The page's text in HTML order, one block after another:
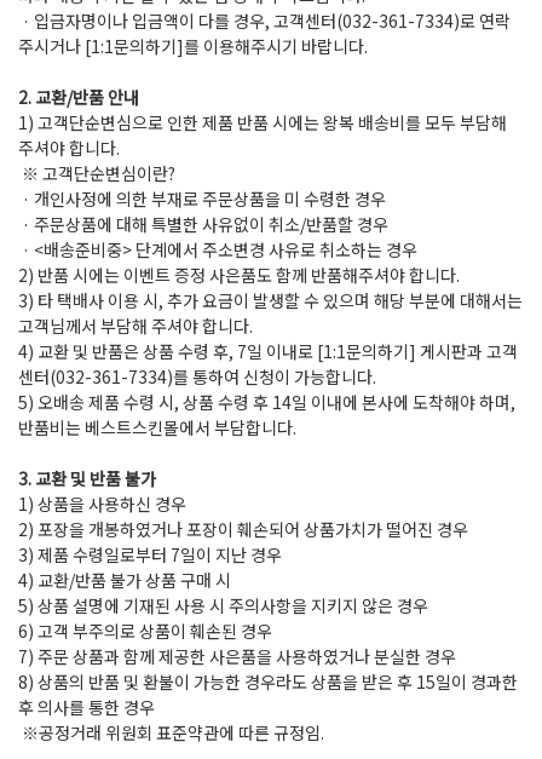
· 입금자명이나 입금액이 다를 경우, 고객센터(032-361-7334)로 연락
주시거나 [1:1문의하기]를 이용해주시기 바랍니다.
2. 교환/반품 안내
1) 고객단순변심으로 인한 제품 반품 시에는 왕복 배송비를 모두 부담해
주셔야 합니다.
※ 고객단순변심이란?
· 개인사정에 의한 부재로 주문상품을 미 수령한 경우
· 주문상품에 대해 특별한 사유없이 취소/반품할 경우
· <배송준비중> 단계에서 주소변경 사유로 취소하는 경우
2) 반품 시에는 이벤트 증정 사은품도 함께 반품해주셔야 합니다.
3) 타 택배사 이용 시, 추가 요금이 발생할 수 있으며 해당 부분에 대해서는
고객님께서 부담해 주셔야 합니다.
4) 교환 및 반품은 상품 수령 후, 7일 이내로 [1:1문의하기] 게시판과 고객
센터(032-361-7334)를 통하여 신청이 가능합니다.
5) 오배송 제품 수령 시, 상품 수령 후 14일 이내에 본사에 도착해야 하며,
반품비는 베스트스킨몰에서 부담합니다.
3. 교환 및 반품 불가
1) 상품을 사용하신 경우
2) 포장을 개봉하였거나 포장이 훼손되어 상품가치가 떨어진 경우
3) 제품 수령일로부터 7일이 지난 경우
4) 교환/반품 불가 상품 구매 시
5) 상품 설명에 기재된 사용 시 주의사항을 지키지 않은 경우
6) 고객 부주의로 상품이 훼손된 경우
7) 주문 상품과 함께 제공한 사은품을 사용하였거나 분실한 경우
8) 상품의 반품 및 환불이 가능한 경우라도 상품을 받은 후 15일이 경과한
후 의사를 통한 경우
※공정거래 위원회 표준약관에 따른 규정임.